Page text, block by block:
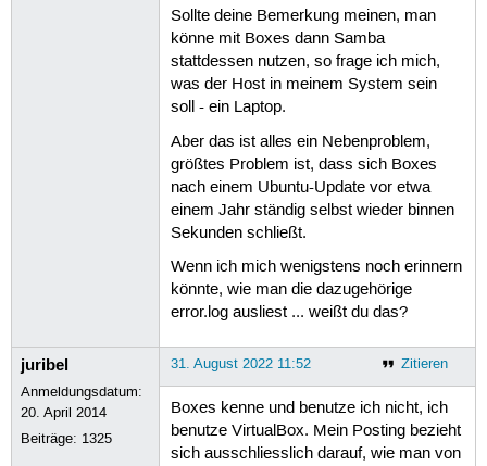
Sollte deine Bemerkung meinen, man
könne mit Boxes dann Samba
stattdessen nutzen, so frage ich mich,
was der Host in meinem System sein
soll - ein Laptop.
Aber das ist alles ein Nebenproblem,
größtes Problem ist, dass sich Boxes
nach einem Ubuntu-Update vor etwa
einem Jahr ständig selbst wieder binnen
Sekunden schließt.
Wenn ich mich wenigstens noch erinnern
könnte, wie man die dazugehörige
error.log ausliest ... weißt du das?
juribel
Anmeldungsdatum:
20. April 2014
Beiträge: 1325
Zitieren
31. August 2022 11:52
Boxes kenne und benutze ich nicht, ich
benutze VirtualBox. Mein Posting bezieht
sich ausschliesslich darauf, wie man von